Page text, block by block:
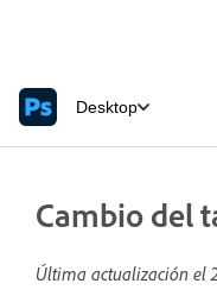
Desktop
Cambio del
Última actualización el